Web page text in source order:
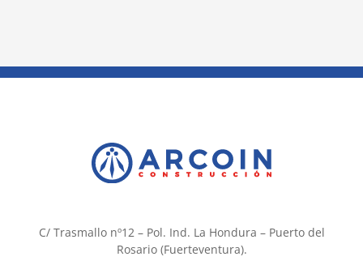
C/ Trasmallo nº12 – Pol. Ind. La Hondura – Puerto del
Rosario (Fuerteventura).